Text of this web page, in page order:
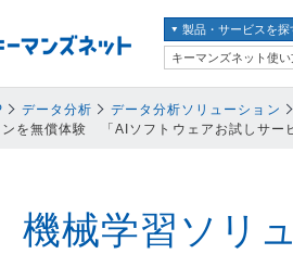
製品・サービスを探
バイス
セス
クセキュリティ
スマートデバイス
業務プロセス
ネットワークセキュリティ
データ分析
キーマンズネット使
データ分析 データ分析ソリューション
を無償体験 「AIソフトウェアお試しサー
機械学習ソリ